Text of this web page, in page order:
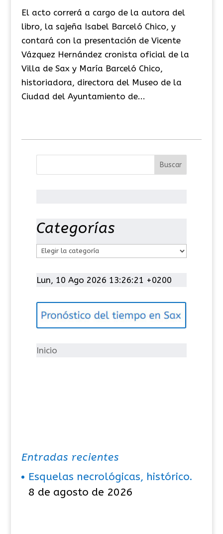
El acto correrá a cargo de la autora del
libro, la sajeña Isabel Barceló Chico, y
contará con la presentación de Vicente
Vázquez Hernández cronista oficial de la
Villa de Sax y María Barceló Chico,
historiadora, directora del Museo de la
Ciudad del Ayuntamiento de...
Categorías
t
g
í
Lun, 10 Ago 2026 13:26:21 +0200
Inicio
Entradas recientes
Esquelas necrológicas, histórico.
8 de agosto de 2026